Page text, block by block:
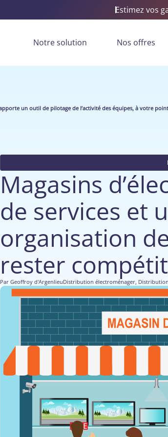
Estimez vos
Notre solution Nos offres
Magasins
de services et
organisation
rester
Par Geoffroy d'ArgenlieuDistribution électroménager,